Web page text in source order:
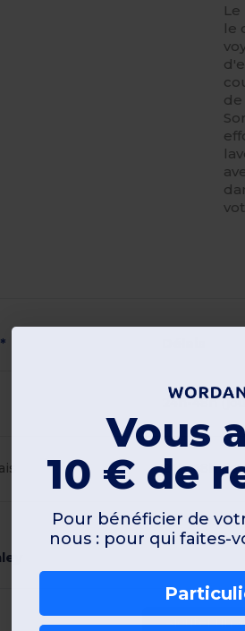
le
24h-48h
24h-48h
Ajouter un
Vous
10 € de
Pour bénéficier de
nous : pour qui faites-